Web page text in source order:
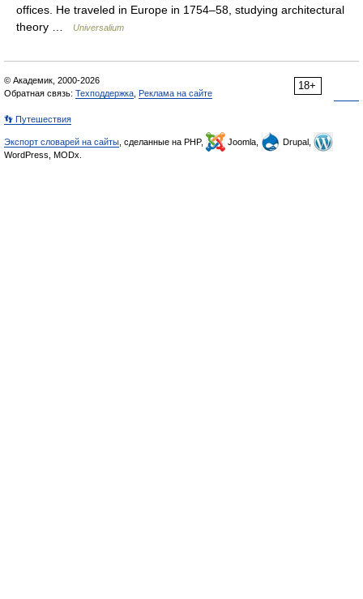
offices. He traveled in Europe in 1754–58, studying architectural
theory …
Universalium
18+
© Академик, 2000-2026
Обратная связь: Техподдержка Реклама на сайте
👣 Путешествия
Экспорт словарей на сайты , сделанные на PHP, Joomla,
Drupal,
WordPress, MODx.